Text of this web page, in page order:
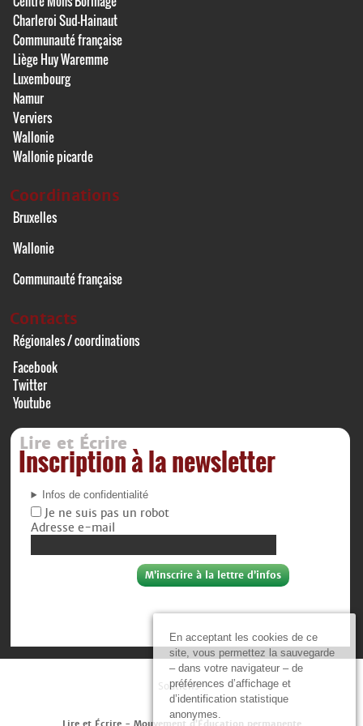
En acceptant les cookies de ce
site, vous permettez la sauvegarde
– dans votre navigateur – de
préférences d’affichage et
d’identification statistique
anonymes.
Charleroi Sud-Hainaut
Communauté française
Liège Huy Waremme
Luxembourg
Namur
Verviers
Wallonie
Wallonie picarde
Coordinations
Bruxelles
Wallonie
Communauté française
Contacts
Régionales / coordinations
Facebook
Twitter
Youtube
Lire et Écrire
Inscription à la newsletter
Infos de confidentialité
Je ne suis pas un robot
Adresse e-mail
Soutiens :
Lire et Écrire - Mouvement d’Éducation permanente